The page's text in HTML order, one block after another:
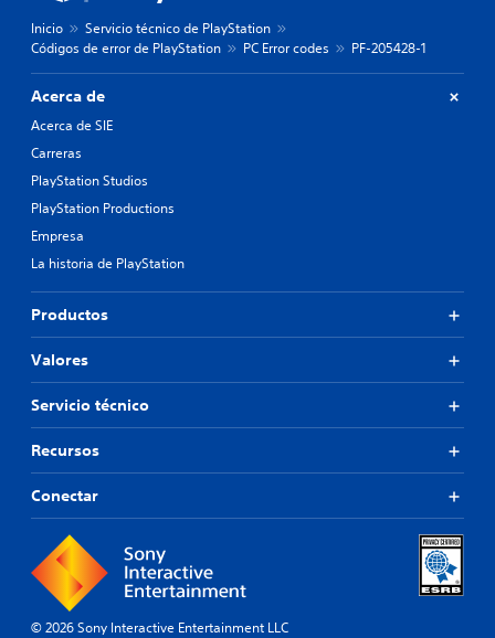
Inicio
Servicio técnico de PlayStation
Códigos de error de PlayStation
PC Error codes PF-205428-1
Acerca de
Acerca de SIE
Carreras
PlayStation Studios
PlayStation Productions
Empresa
La historia de PlayStation
Productos
Valores
Servicio técnico
Recursos
Conectar
© 2026 Sony Interactive Entertainment LLC